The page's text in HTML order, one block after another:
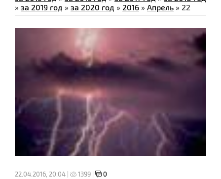
» за 2019 год » за 2020 год » 2016 » Апрель » 22
22.04.2016, 20:04 | 1399 | 0